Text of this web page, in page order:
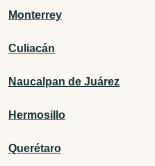
Monterrey
Culiacán
Naucalpan de Juárez
Hermosillo
Querétaro